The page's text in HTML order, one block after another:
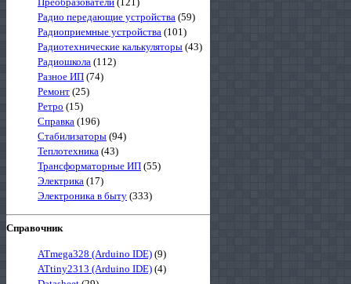
Радио передающие устройства (59)
Радиоприемные устройства (101)
Радиотехнические калькуляторы (43)
Радиошкола (112)
Разное ИП (74)
Ремонт (25)
Ретро (15)
Справка (196)
Стабилизаторы (94)
Теплотехника (43)
Трансформаторные ИП (55)
Электрика (17)
Электроника в быту (333)
Справочник
ATmega328 (Arduino IDE) (9)
ATtiny2313 (Arduino IDE) (4)